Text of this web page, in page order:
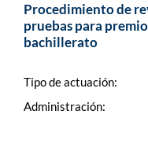
Procedimiento de
pruebas para
bachillerato
Tipo de actuación:
Administración: